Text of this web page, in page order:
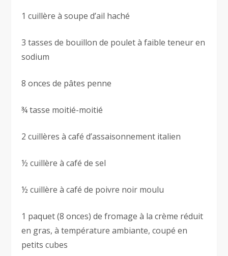
1 cuillère à soupe d’ail haché
3 tasses de bouillon de poulet à faible teneur en
sodium
8 onces de pâtes penne
¾ tasse moitié-moitié
2 cuillères à café d’assaisonnement italien
½ cuillère à café de sel
½ cuillère à café de poivre noir moulu
1 paquet (8 onces) de fromage à la crème réduit
en gras, à température ambiante, coupé en
petits cubes